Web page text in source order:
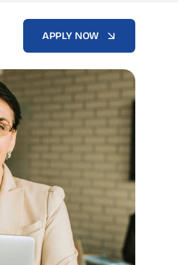
APPLY NOW